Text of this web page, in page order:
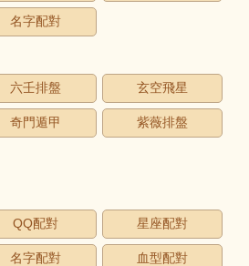
名字配對
六壬排盤 玄空飛星
奇門遁甲 紫薇排盤
QQ配對 星座配對
名字配對 血型配對